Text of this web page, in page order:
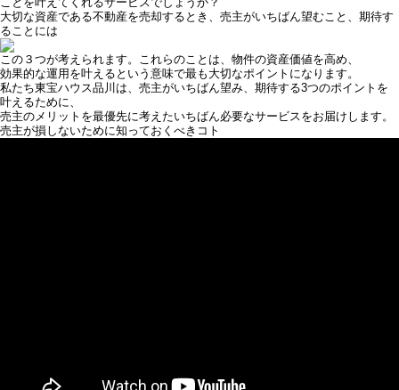
大切な資産である不動産を売却するとき、売主がいちばん望むこと、期待す
ることには
この３つが考えられます。これらのことは、物件の資産価値を高め、
効果的な運用を叶えるという意味で最も大切なポイントになります。
私たち東宝ハウス品川は、売主がいちばん望み、期待する3つのポイントを
叶えるために、
売主のメリットを最優先に考えたいちばん必要なサービスをお届けします。
売主が損しないために知っておくべきコト